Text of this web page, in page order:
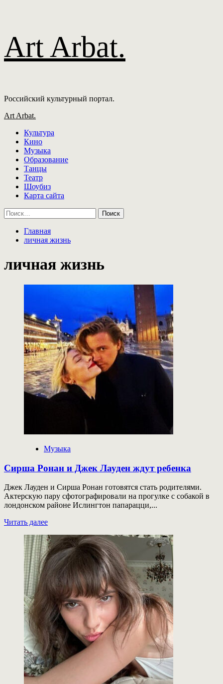
содержимому
Art Arbat.
Российский культурный портал.
Основное
Art Arbat.
Культура
Кино
Музыка
Образование
Танцы
Театр
Шоубиз
Карта сайта
Найти:
Главная
личная жизнь
личная жизнь
Музыка
Сирша Ронан и Джек Лауден ждут ребенка
Джек Лауден и Сирша Ронан готовятся стать родителями.
Актерскую пару сфотографировали на прогулке с собакой в
лондонском районе Ислингтон папарацци,...
Читать далееПрочитать
о
Сирша
Ронан
Джек
Лауден
ждут
ребенка